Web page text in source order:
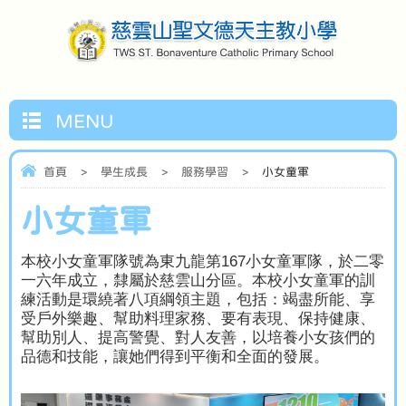
MENU
首頁 > 學生成長 > 服務學習 > 小女童軍
小女童軍
本校小女童軍隊號為東九龍第167小女童軍隊，於二零
一六年成立，隸屬於慈雲山分區。本校小女童軍的訓
練活動是環繞著八項綱領主題，包括：竭盡所能、享
受戶外樂趣、幫助料理家務、要有表現、保持健康、
幫助別人、提高警覺、對人友善，以培養小女孩們的
品德和技能，讓她們得到平衡和全面的發展。